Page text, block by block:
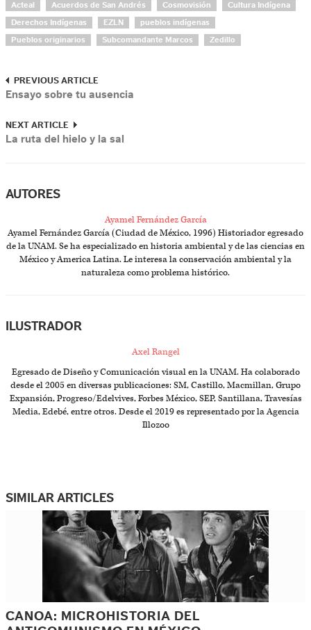
Acteal Acuerdos de San Andrés Cosmovisión Cultura Indígena
Derechos Indígenas EZLN pueblos indígenas
Pueblos originarios Subcomandante Marcos Zedillo
PREVIOUS ARTICLE
Ensayo sobre tu ausencia
NEXT ARTICLE
La ruta del hielo y la sal
AUTORES
Ayamel Fernández García
Ayamel Fernández García (Ciudad de México, 1996) Historiador egresado
de la UNAM. Se ha especializado en historia ambiental y de las ciencias en
México y America Latina. Le interesa la conservación ambiental y la
naturaleza como problema histórico.
ILUSTRADOR
Axel Rangel
Egresado de Diseño y Comunicación visual en la UNAM. Ha colaborado
desde el 2005 en diversas publicaciones: SM, Castillo, Macmillan, Grupo
Expansión, Progreso/Edelvives, Forbes México, SEP, Santillana, Travesías
Media, Edebé, entre otros. Desde el 2019 es representado por la Agencia
Illozoo
SIMILAR ARTICLES
CANOA: MICROHISTORIA DEL